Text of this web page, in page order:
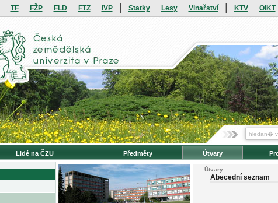
TF FŽP FLD FTZ IVP Statky Lesy Vinařství KTV OIKT
Lidé na ČZU Předměty Útvary
Útvary
Abecední seznam